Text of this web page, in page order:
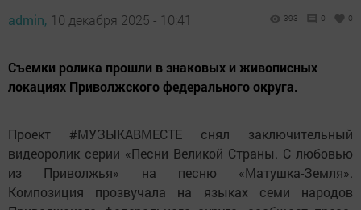
admin, 10 декабря 2025 - 10:41 393 0 0
Съемки ролика прошли в знаковых и живописных
локациях Приволжского федерального округа.
Проект #МУЗЫКАВМЕСТЕ снял заключительный
видеоролик серии «Песни Великой Страны. С любовью
из Приволжья» на песню «Матушка-Земля».
Композиция прозвучала на языках семи народов